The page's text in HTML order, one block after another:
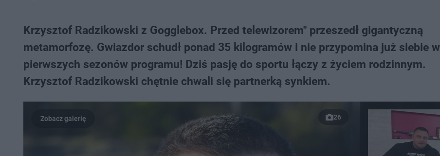
Krzysztof Radzikowski z Gogglebox. Przed telewizorem" przeszedł gigantyczną
metamorfozę. Gwiazdor schudł ponad 35 kilogramów i nie przypomina już siebie w
pierwszych sezonów programu! Dziś pasję do sportu łączy z życiem rodzinnym.
Krzysztof Radzikowski chętnie chwali się partnerką synkiem.
26